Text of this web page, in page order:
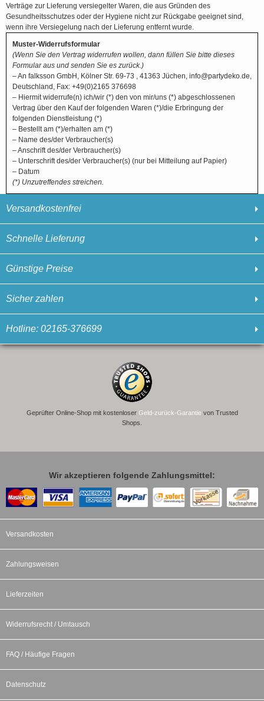
Versandkostenfrei
Schnelle Lieferung
Günstige Preise
Sicher zahlen
Hotline: 02165-376699
Verträge zur Lieferung versiegelter Waren, die aus Gründen des
Gesundheitsschutzes oder der Hygiene nicht zur Rückgabe geeignet sind,
wenn ihre Versiegelung nach der Lieferung entfernt wurde.
Muster-Widerrufsformular
(Wenn Sie den Vertrag widerrufen wollen, dann füllen Sie bitte dieses
Formular aus und senden Sie es zurück.)
– An falksson GmbH, Kölner Str. 69-73 , 41363 Jüchen, info@partydeko.de
Deutschland, Fax: +49(0)2165 376698
– Hiermit widerrufe(n) ich/wir (*) den von mir/uns (*) abgeschlossenen
Vertrag über den Kauf der folgenden Waren (*)/die Erbringung der
folgenden Dienstleistung (*)
– Bestellt am (*)/erhalten am (*)
– Name des/der Verbraucher(s)
– Anschrift des/der Verbraucher(s)
– Unterschrift des/der Verbraucher(s) (nur bei Mitteilung auf Papier)
– Datum
(*) Unzutreffendes streichen.
Geprüfter Online-Shop mit kostenloser Geld-zurück-Garantievon Trusted
Shops.
Wir akzeptieren folgende Zahlungsmittel:
Versandkosten
Zahlungsweisen
Lieferzeiten
Widerrufsrecht / Umtausch
FAQ / Häufige Fragen
Datenschutz